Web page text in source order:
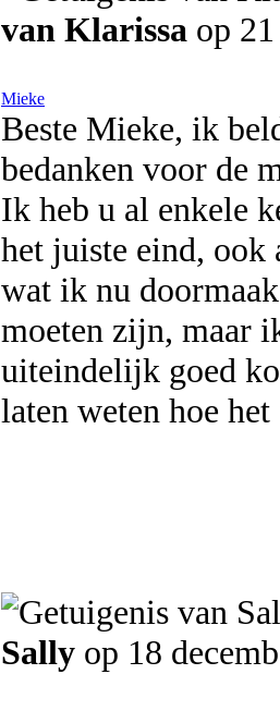
van Klarissa op
Mieke
Beste Mieke, ik
bedanken voor de
Ik heb u al enkele
het juiste eind,
wat ik nu
moeten zijn, maar
uiteindelijk goed
laten weten hoe
Sally op 18